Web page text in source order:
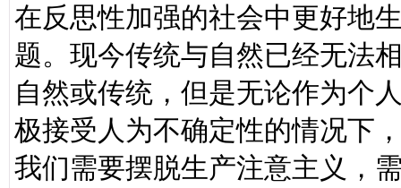
在反思性加强的社会中更好地
题。现今传统与自然已经无法
自然或传统，但是无论作为个
极接受人为不确定性的情况下
我们需要摆脱生产注意主义，